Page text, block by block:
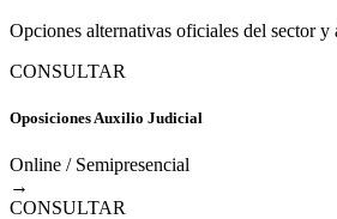
Opciones alternativas oficiales del sector y
CONSULTAR
Oposiciones Auxilio Judicial
Online / Semipresencial
→
CONSULTAR